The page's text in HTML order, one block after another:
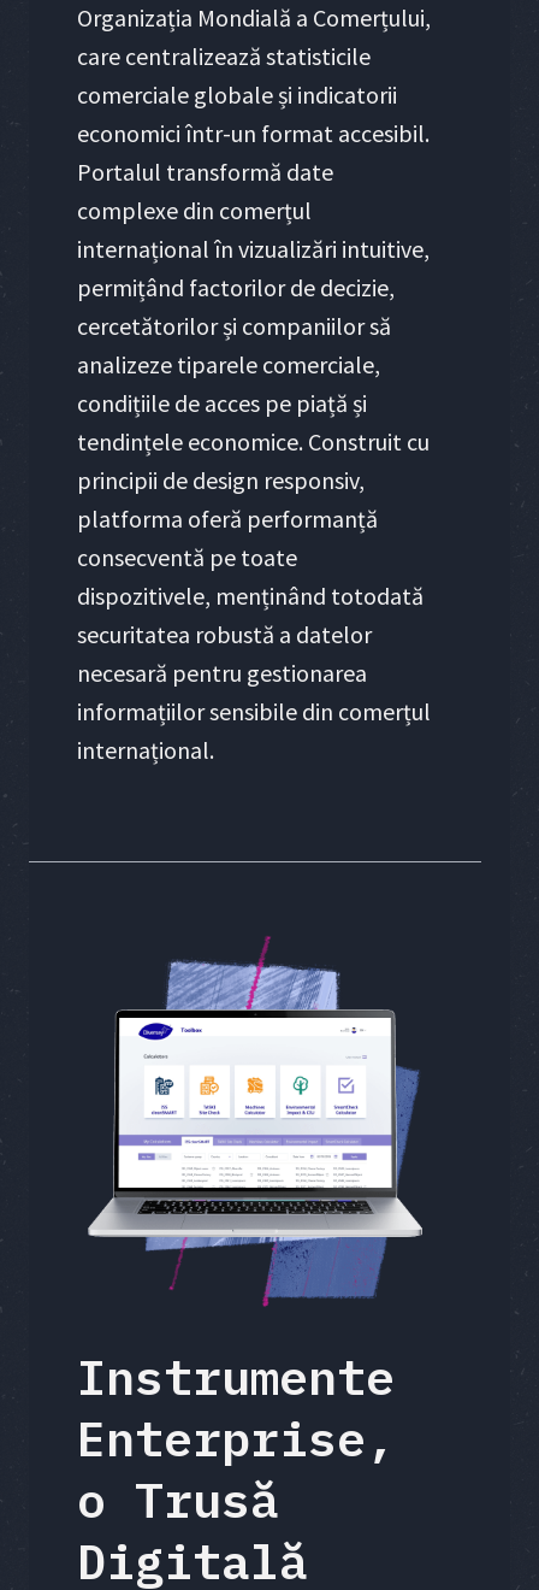
Organizația Mondială a Comerțului,
care centralizează statisticile
comerciale globale și indicatorii
economici într-un format accesibil.
Portalul transformă date
complexe din comerțul
internațional în vizualizări intuitive,
permițând factorilor de decizie,
cercetătorilor și companiilor să
analizeze tiparele comerciale,
condițiile de acces pe piață și
tendințele economice. Construit cu
principii de design responsiv,
platforma oferă performanță
consecventă pe toate
dispozitivele, menținând totodată
securitatea robustă a datelor
necesară pentru gestionarea
informațiilor sensibile din comerțul
internațional.
Instrumente
Enterprise,
o Trusă
Digitală